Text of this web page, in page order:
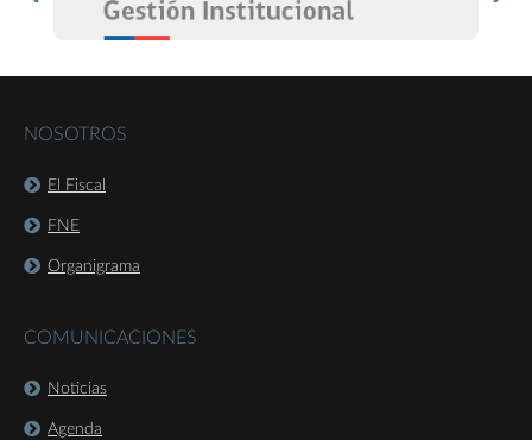
NOSOTROS
El Fiscal
FNE
Organigrama
COMUNICACIONES
Noticias
Agenda